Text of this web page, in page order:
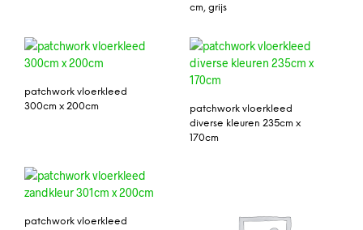
cm, grijs
patchwork vloerkleed
300cm x 200cm
patchwork vloerkleed
diverse kleuren 235cm x
170cm
patchwork vloerkleed